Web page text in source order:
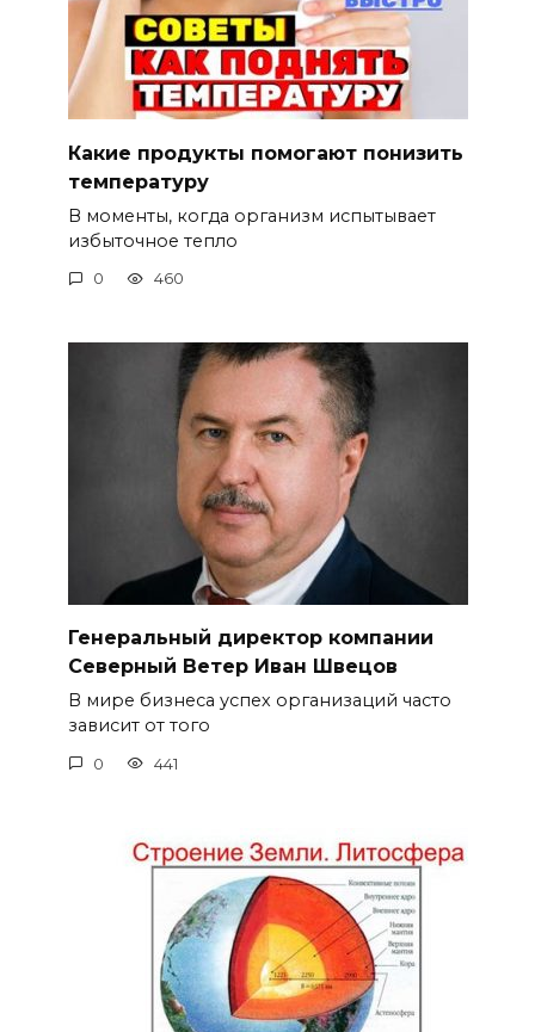
Какие продукты помогают понизить
температуру
В моменты, когда организм испытывает
избыточное тепло
0 460
Генеральный директор компании
Северный Ветер Иван Швецов
В мире бизнеса успех организаций часто
зависит от того
0 441